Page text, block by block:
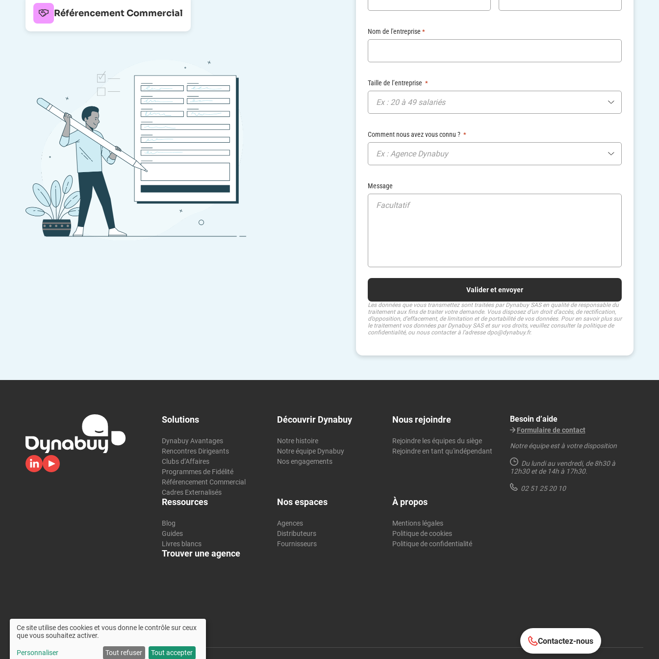
Clubs d’Affaires
Des clubs pour mieux se connaître et mieux se
recommander
clients, adhérents et membres.
Cadres Externalisés
Intégrez des compétences ciblées à temps partagé,
pour renforcer votre entreprise.
Référencement Commercial
Nom de l'entreprise *
Taille de l’entreprise *
Ex : 20 à 49 salariés
Comment nous avez vous connu ? *
Ex : Agence Dynabuy
Message
Les données que vous transmettez sont traitées par Dynabuy SAS en qualité de responsable du
traitement aux fins de traiter votre demande. Vous disposez d’un droit d’accès, de rectification,
d’opposition, d’effacement, de limitation et de portabilité de vos données. Pour en savoir plus sur
le traitement vos données par Dynabuy SAS et sur vos droits, veuillez consulter la politique de
confidentialité, ou nous contacter à l’adresse dpo@dynabuy.fr.
Contactez-nous
Solutions
Dynabuy Avantages
Rencontres Dirigeants
Clubs d’Affaires
Programmes de Fidélité
Référencement Commercial
Cadres Externalisés
Découvrir Dynabuy
Notre histoire
Notre équipe Dynabuy
Nos engagements
Nous rejoindre
Rejoindre les équipes du siège
Rejoindre en tant qu'indépendant
Ressources
Blog
Guides
Livres blancs
Nos espaces
Agences
Distributeurs
Fournisseurs
À propos
Mentions légales
Politique de cookies
Politique de confidentialité
Trouver une agence
Besoin d’aide
Formulaire de contact
Notre équipe est à votre disposition
Du lundi au vendredi, de 8h30 à
12h30 et de 14h à 17h30.
02 51 25 20 10
Ce site utilise des cookies et vous donne le contrôle sur ceux
que vous souhaitez activer.
Personnaliser Tout refuser Tout accepter